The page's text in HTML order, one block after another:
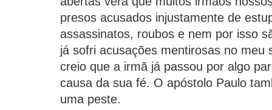
presos acusados injustamente de
assassinatos, roubos e nem por isso
já sofri acusações mentirosas no meu
creio que a irmã já passou por algo
causa da sua fé. O apóstolo Paulo
uma peste.